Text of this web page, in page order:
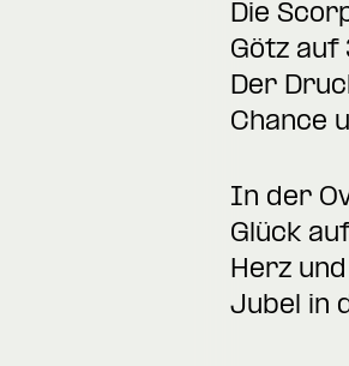
Die
Götz auf
Der
Chance
In der
Glück
Herz
Jubel in